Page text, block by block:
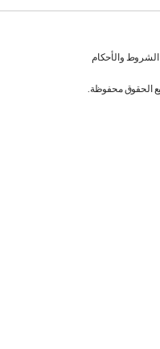
الشروط والأحكام